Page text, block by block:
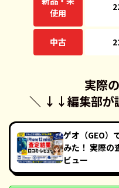
使用
中古
＼ ↓↓
実際
編集部が
ゲオ（GEO）
みた！ 実際の
ビュー